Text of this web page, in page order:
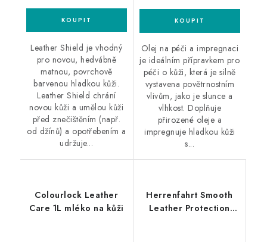
Leather Shield je vhodný
pro novou, hedvábně
matnou, povrchově
barvenou hladkou kůži.
Leather Shield chrání
novou kůži a umělou kůži
před znečištěním (např.
od džínů) a opotřebením a
udržuje...
Olej na péči a impregnaci
je ideálním přípravkem pro
péči o kůži, která je silně
vystavena povětrnostním
vlivům, jako je slunce a
vlhkost. Doplňuje
přirozené oleje a
impregnuje hladkou kůži
s...
Colourlock Leather
Care 1L mléko na kůži
Herrenfahrt Smooth
Leather Protection